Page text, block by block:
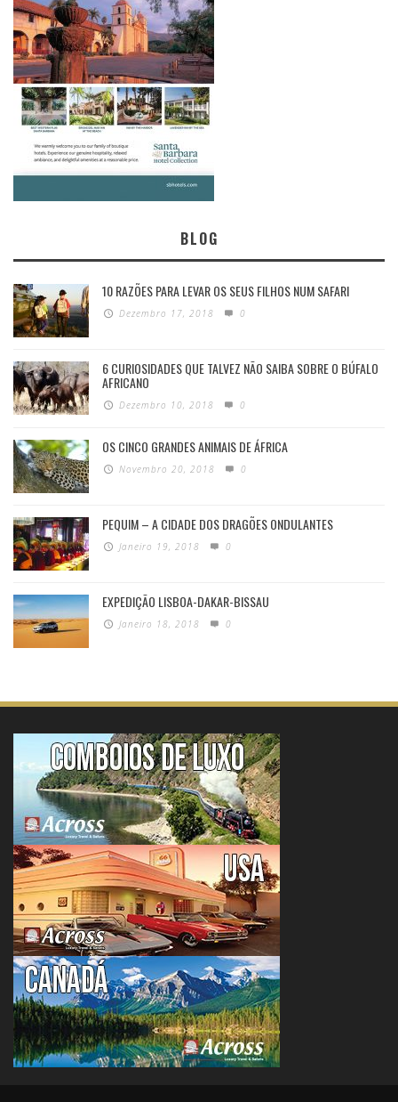
BLOG
10 RAZÕES PARA LEVAR OS SEUS FILHOS NUM SAFARI
Dezembro 17, 2018 0
6 CURIOSIDADES QUE TALVEZ NÃO SAIBA SOBRE O BÚFALO
AFRICANO
Dezembro 10, 2018 0
OS CINCO GRANDES ANIMAIS DE ÁFRICA
Novembro 20, 2018 0
PEQUIM – A CIDADE DOS DRAGÕES ONDULANTES
Janeiro 19, 2018 0
EXPEDIÇÃO LISBOA-DAKAR-BISSAU
Janeiro 18, 2018 0